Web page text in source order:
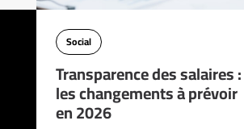
Social
Transparence des salaires :
les changements à prévoir
en 2026